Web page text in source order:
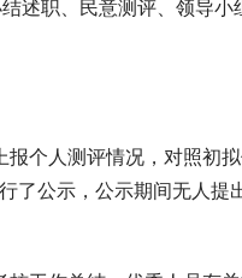
述职、民意测评、领导
个人测评情况，对照初
了公示，公示期间无人提